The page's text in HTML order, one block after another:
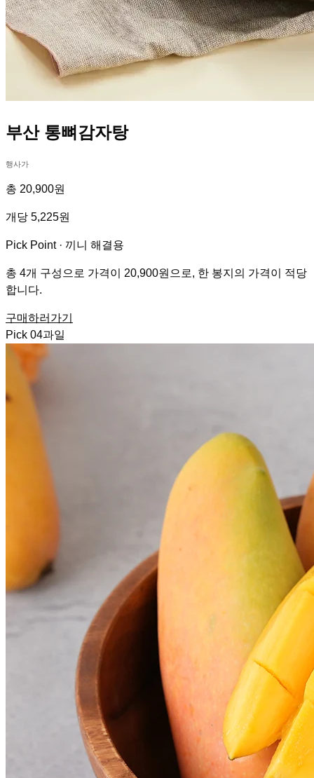
부산 통뼈감자탕
행사가
총 20,900원
개당 5,225원
Pick Point · 끼니 해결용
총 4개 구성으로 가격이 20,900원으로, 한 봉지의 가격이 적당
합니다.
구매하러가기
Pick 04과일